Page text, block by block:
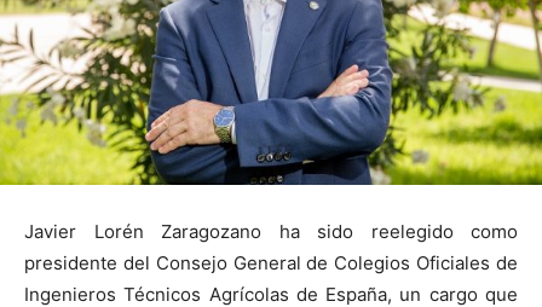
Javier Lorén Zaragozano ha sido reelegido como
presidente del Consejo General de Colegios Oficiales de
Ingenieros Técnicos Agrícolas de España, un cargo que